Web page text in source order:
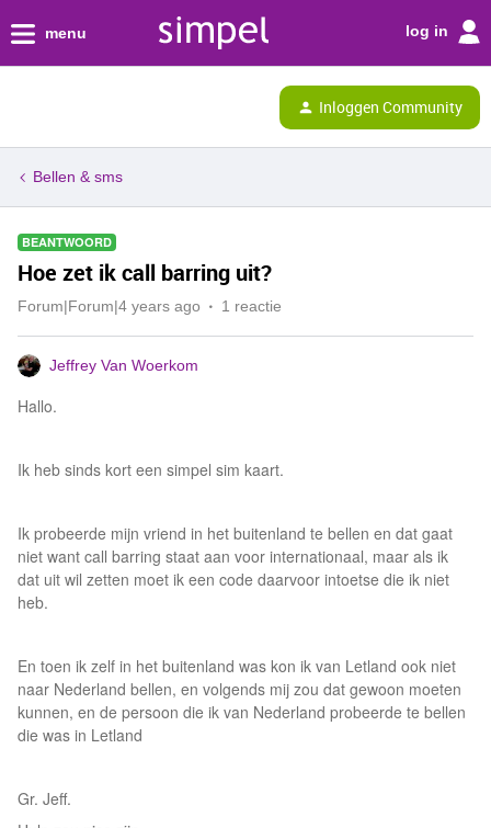
menu log in
Inloggen Community
Bellen & sms
BEANTWOORD
Hoe zet ik call barring uit?
Forum|Forum|4 years ago 1 reactie
Jeffrey Van Woerkom
Hallo.
Ik heb sinds kort een simpel sim kaart.
Ik probeerde mijn vriend in het buitenland te bellen en dat gaat
niet want call barring staat aan voor internationaal, maar als ik
dat uit wil zetten moet ik een code daarvoor intoetse die ik niet
heb.
En toen ik zelf in het buitenland was kon ik van Letland ook niet
naar Nederland bellen, en volgends mij zou dat gewoon moeten
kunnen, en de persoon die ik van Nederland probeerde te bellen
die was in Letland
Gr. Jeff.